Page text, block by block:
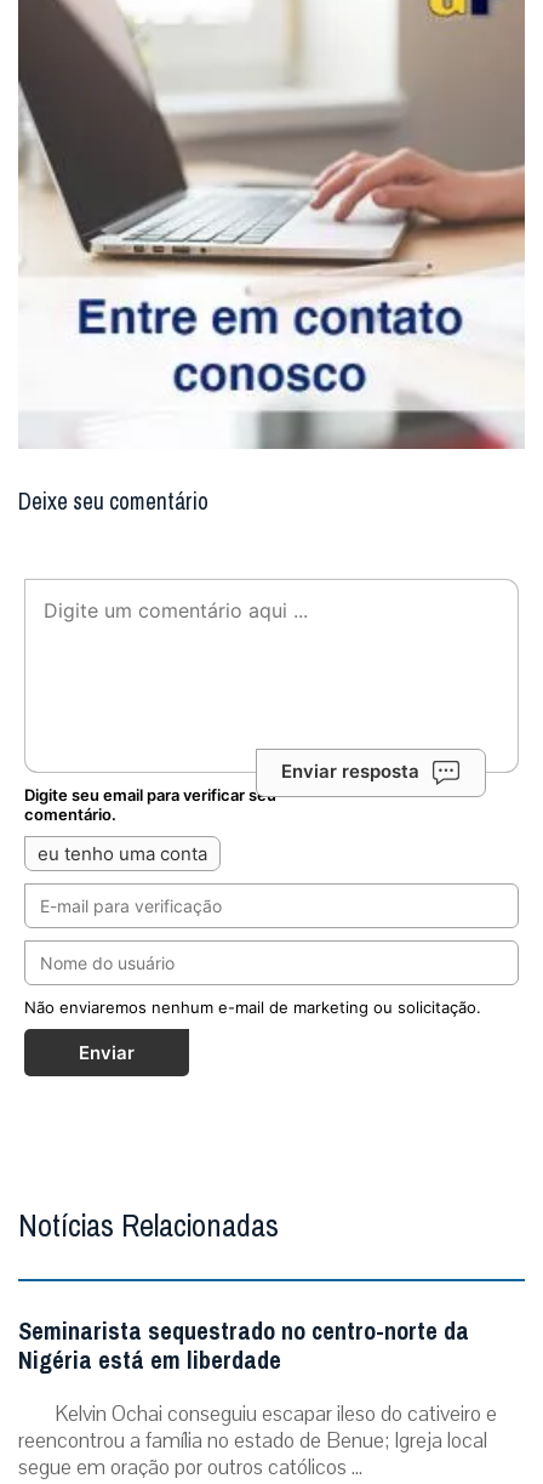
Deixe seu comentário
Enviar resposta
Digite seu email para verificar seu
comentário.
eu tenho uma conta
Não enviaremos nenhum e-mail de marketing ou solicitação.
Enviar
Notícias Relacionadas
Seminarista sequestrado no centro-norte da
Nigéria está em liberdade
Kelvin Ochai conseguiu escapar ileso do cativeiro e
reencontrou a família no estado de Benue; Igreja local
segue em oração por outros católicos ...